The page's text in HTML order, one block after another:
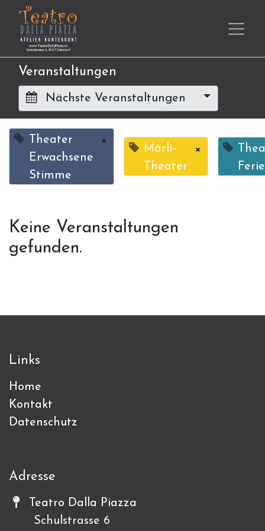
Veranstaltungen
Nächste Veranstaltungen
Theater
Erwachsene
Stimme
×
Märli-
Theater
×
Keine Veranstaltungen
gefunden.
Links
Home
Kontakt
Datenschutz
Adresse
Teatro Dalla Piazza
Schulstrasse 6